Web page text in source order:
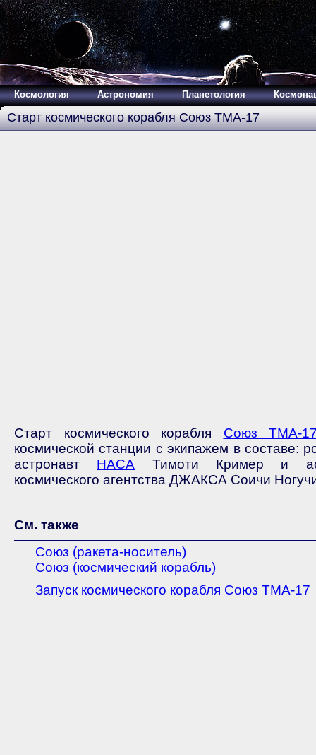
Космология Астрономия Планетология
Старт космического корабля Союз ТМА-17
Старт космического корабля Союз ТМА-
космической станции с экипажем в составе:
астронавт НАСА Тимоти Кример и
космического агентства ДЖАКСА Соичи
См. также
Союз (ракета-носитель)
Союз (космический корабль)
Запуск космического корабля Союз ТМА-17